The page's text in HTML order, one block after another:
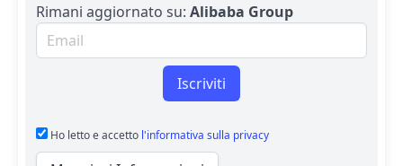
Rimani aggiornato su: Alibaba Group
Email per newsletter
Iscriviti
Ho letto e accetto l'informativa sulla privacy